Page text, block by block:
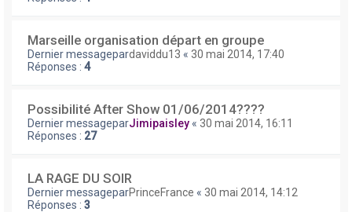
Marseille organisation départ en groupe
Dernier messagepardaviddu13 « 30 mai 2014, 17:40
Réponses : 4
Possibilité After Show 01/06/2014????
Dernier messageparJimipaisley « 30 mai 2014, 16:11
Réponses : 27
LA RAGE DU SOIR
Dernier messageparPrinceFrance « 30 mai 2014, 14:12
Réponses : 3